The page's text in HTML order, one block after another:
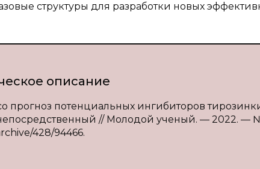
структуры для разработки новых
описание
прогноз потенциальных ингибиторов
// Молодой ученый. — 2022. —
428/94466.